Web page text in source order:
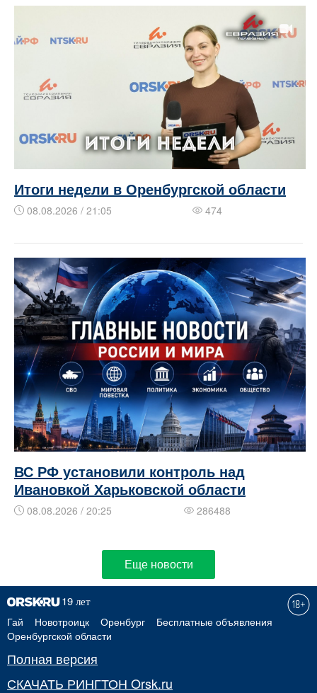
Итоги недели в Оренбургской области
08.08.2026 / 21:05 474
ВС РФ установили контроль над
Ивановкой Харьковской области
08.08.2026 / 20:25 286488
Еще новости
Гай Новотроицк Оренбург
Бесплатные объявления
Оренбургской области
Полная версия
СКАЧАТЬ РИНГТОН Orsk.ru